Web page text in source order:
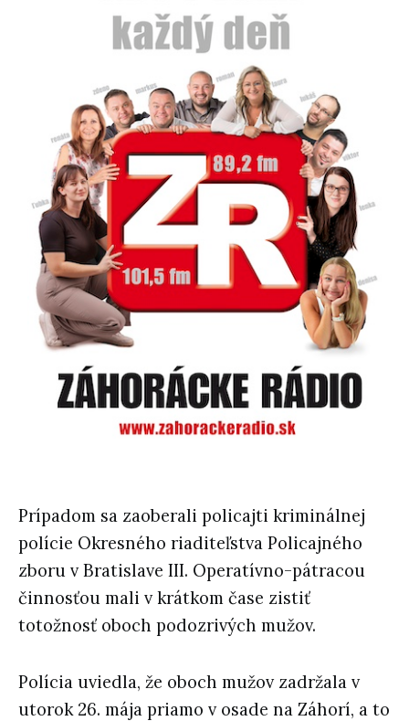
Prípadom sa zaoberali policajti kriminálnej
polície Okresného riaditeľstva Policajného
zboru v Bratislave III. Operatívno-pátracou
činnosťou mali v krátkom čase zistiť
totožnosť oboch podozrivých mužov.
Polícia uviedla, že oboch mužov zadržala v
utorok 26. mája priamo v osade na Záhorí, a to